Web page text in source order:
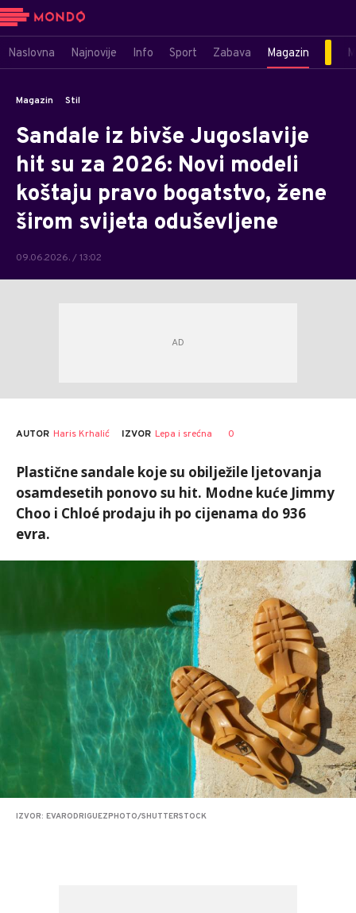
Naslovna Najnovije Info Sport Zabava Magazin
Magazin Stil
Sandale iz bivše Jugoslavije
hit su za 2026: Novi modeli
koštaju pravo bogatstvo, žene
širom svijeta oduševljene
09.06.2026. / 13:02
AUTOR Haris Krhalić IZVOR Lepa i srećna 0
Plastične sandale koje su obilježile ljetovanja
osamdesetih ponovo su hit. Modne kuće Jimmy
Choo i Chloé prodaju ih po cijenama do 936
evra.
IZVOR: EVARODRIGUEZPHOTO/SHUTTERSTOCK